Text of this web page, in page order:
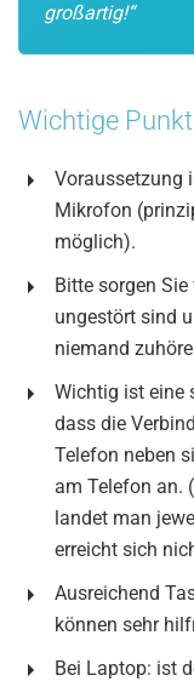
großartig!“
Wichtige
Voraussetzung
Mikrofon
möglich).
Bitte sorgen
ungestört sind
niemand
Wichtig ist eine
dass die
Telefon neben
am Telefon an.
landet man
erreicht sich
Ausreichend
können sehr
Bei Laptop: ist